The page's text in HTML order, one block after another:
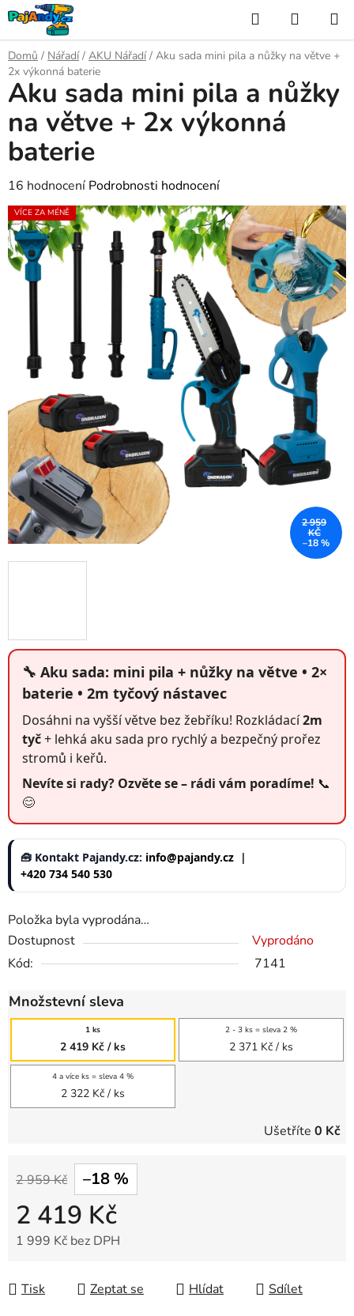
Přejít
na
obsah
Hledat
KOŠÍK
Domů / Nářadí / AKU Nářadí / Aku sada mini pila a nůžky na větve +
2x výkonná baterie
🔧 Aku sada: mini pila + nůžky na větve • 2×
baterie • 2m tyčový nástavec
Dosáhni na vyšší větve bez žebříku! Rozkládací2m
tyč+ lehká aku sada pro rychlý a bezpečný prořez
stromů i keřů.
Nevíte si rady? Ozvěte se – rádi vám poradíme! 📞
😊
🧰 Kontakt Pajandy.cz: info@pajandy.cz |
+420 734 540 530
Položka byla vyprodána…
Dostupnost
Vyprodáno
Kód:
7141
Množstevní sleva
1 ks
2 419 Kč / ks
2 - 3 ks = sleva 2 %
2 371 Kč / ks
4 a více ks = sleva 4 %
2 322 Kč / ks
Ušetříte 0 Kč
2 959 Kč –18 %
2 419 Kč
1 999 Kč bez DPH
Tisk
Zeptat se Hlídat Sdílet
Aku sada mini pila a nůžky
na větve + 2x výkonná
baterie
Průměrné
hodnocení
produktu
je
5,0
16 hodnocení Podrobnosti hodnocení
VÍCE ZA MÉNĚ
2 959
KČ
–18 %